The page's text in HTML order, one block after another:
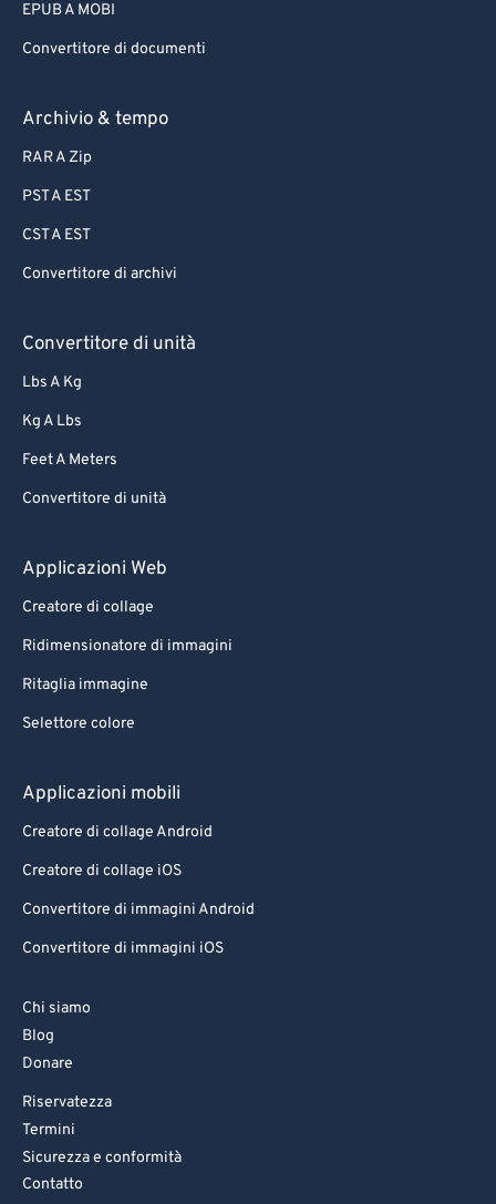
EPUB A MOBI
Convertitore di documenti
Archivio & tempo
RAR A Zip
PST A EST
CST A EST
Convertitore di archivi
Convertitore di unità
Lbs A Kg
Kg A Lbs
Feet A Meters
Convertitore di unità
Applicazioni Web
Creatore di collage
Ridimensionatore di immagini
Ritaglia immagine
Selettore colore
Applicazioni mobili
Creatore di collage Android
Creatore di collage iOS
Convertitore di immagini Android
Convertitore di immagini iOS
Chi siamo
Blog
Donare
Riservatezza
Termini
Sicurezza e conformità
Contatto